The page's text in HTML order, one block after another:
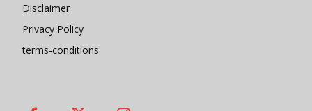
Disclaimer
Privacy Policy
terms-conditions